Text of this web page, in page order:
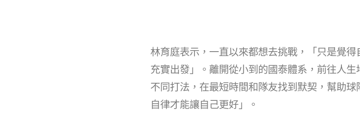
林育庭表示，一直以來都想去挑戰，「只是覺
充實出發」。離開從小到的國泰體系，前往人
不同打法，在最短時間和隊友找到默契，幫助
自律才能讓自己更好」。